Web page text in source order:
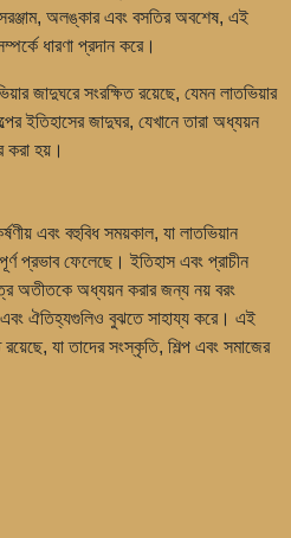
অলঙ্কার এবং বসতির অবশেষ, এই
ধারণা প্রদান করে।
জাদুঘরে সংরক্ষিত রয়েছে, যেমন লাতভিয়ার
ইতিহাসের জাদুঘর, যেখানে তারা অধ্যয়ন
করা হয়।
এবং বহুবিধ সময়কাল, যা লাতভিয়ান
প্রভাব ফেলেছে। ইতিহাস এবং প্রাচীন
অতীতকে অধ্যয়ন করার জন্য নয় বরং
ঐতিহ্যগুলিও বুঝতে সাহায্য করে। এই
যা তাদের সংস্কৃতি, শিল্প এবং সমাজের